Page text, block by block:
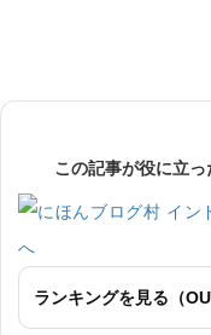
この記事が役に立
ランキングを見る（